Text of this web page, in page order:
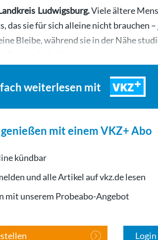
Ludwigsburg.Viele ältere
das sie für sich alleine nicht brauchen
Bleibe, während sie in der Nähe
weiterlesen mit VKZ
mit einem VKZ+ Abo
kündbar
und alle Artikel auf vkz.de lesen
mit unserem Probeabo-Angebot
Login